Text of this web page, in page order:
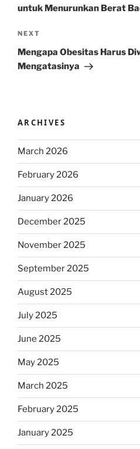
untuk Menurunkan Berat
Next
Post
NEXT
Mengapa Obesitas Harus
Mengatasinya
ARCHIVES
March 2026
February 2026
January 2026
December 2025
November 2025
September 2025
August 2025
July 2025
June 2025
May 2025
March 2025
February 2025
January 2025